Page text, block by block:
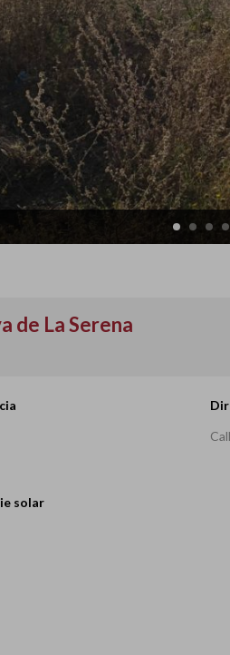
de La Serena
solar